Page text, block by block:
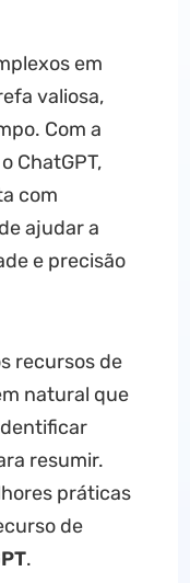
em
valiosa,
Com a
ChatGPT,
com
ajudar a
e precisão
recursos de
natural que
resumir.
práticas
de
.